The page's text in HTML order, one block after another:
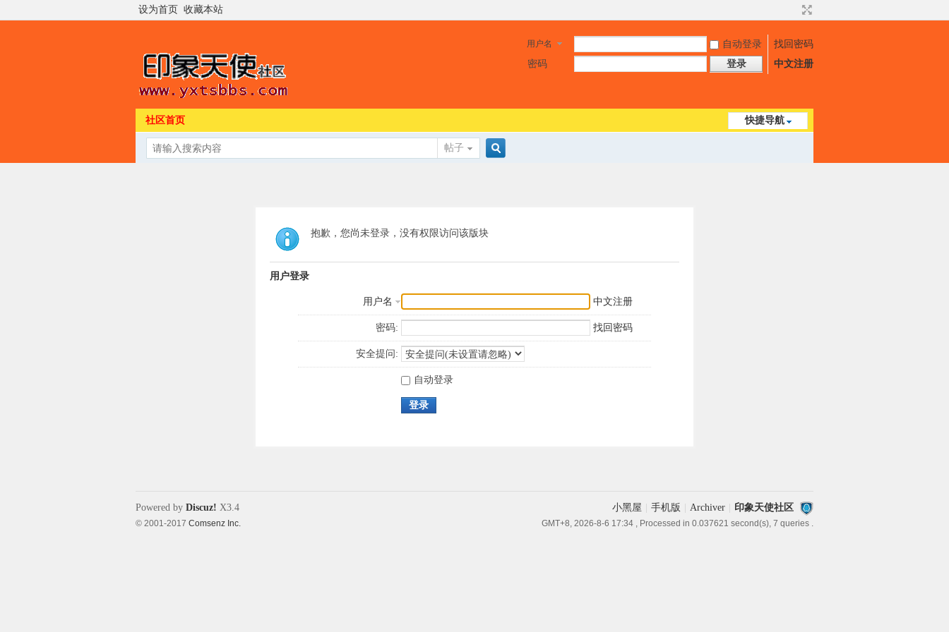
设为首页 收藏本站
用户名 自动登录
找回密码
密码
登录 中文注册
快捷导航
社区首页
帖子
索
抱歉，您尚未登录，没有权限访问该版块
用户登录
用户名 中文注册
密码: 找回密码
安全提问:
自动登录
登录
小黑屋 手机版 Archiver 印象天使社区
GMT+8, 2026-8-6 17:34 , Processed in 0.037621 second(s), 7 queries .
Powered by Discuz! X3.4
© 2001-2017 Comsenz Inc.